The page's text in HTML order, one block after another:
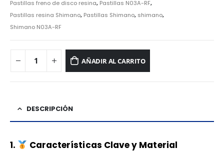
Pastillas freno de disco resina, Pastillas N03A-RF,
Pastillas resina Shimano, Pastillas Shimano, shimano,
Shimano N03A-RF
AÑADIR AL CARRITO
DESCRIPCIÓN
1. Características Clave y Material